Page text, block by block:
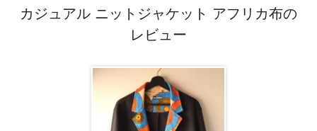
カジュアル ニットジャケット アフリカ布の
レビュー